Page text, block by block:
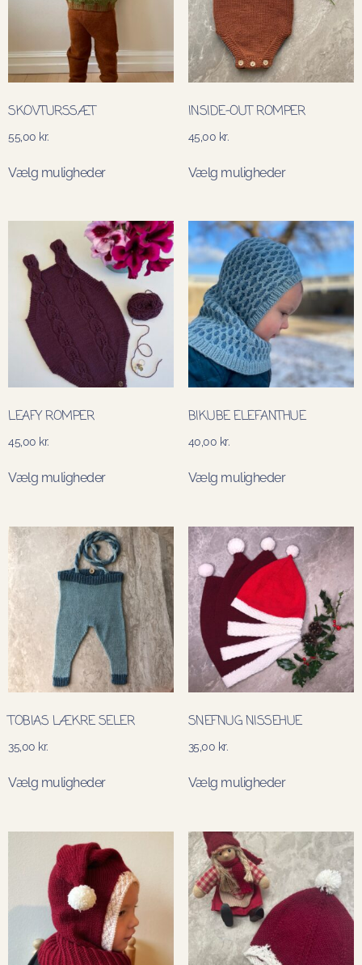
SKOVTURSSÆT
55,00 kr.
Vælg muligheder
INSIDE-OUT ROMPER
45,00 kr.
Vælg muligheder
LEAFY ROMPER
45,00 kr.
Vælg muligheder
BIKUBE ELEFANTHUE
40,00 kr.
Vælg muligheder
TOBIAS LÆKRE SELER
35,00 kr.
Vælg muligheder
SNEFNUG NISSEHUE
35,00 kr.
Vælg muligheder